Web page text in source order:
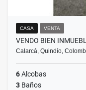
CASA VENTA
VENDO BIEN
Calarcá, Quindío,
6Alcobas
3 Baños